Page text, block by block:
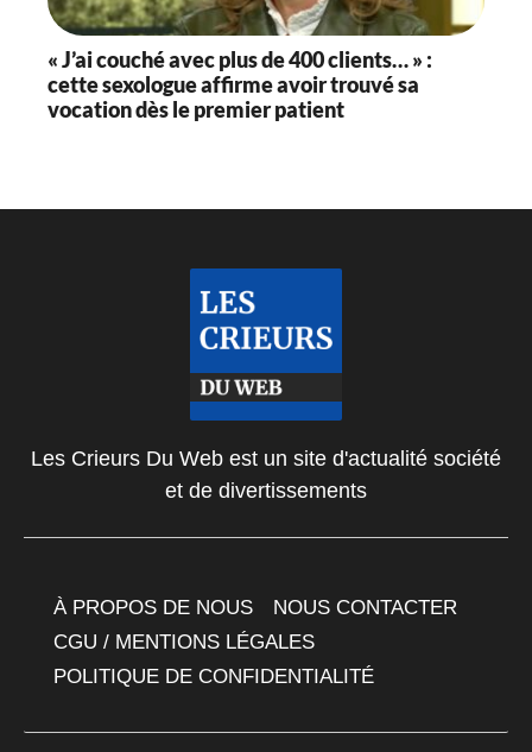
« J’ai couché avec plus de 400 clients… » :
cette sexologue affirme avoir trouvé sa
vocation dès le premier patient
Les Crieurs Du Web est un site d'actualité société
et de divertissements
À PROPOS DE NOUS
NOUS CONTACTER
CGU / MENTIONS LÉGALES
POLITIQUE DE CONFIDENTIALITÉ